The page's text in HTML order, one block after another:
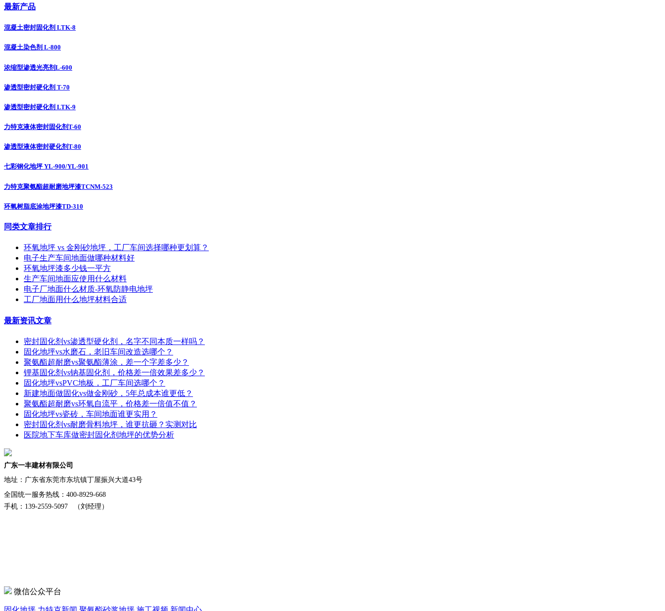
最新产品
混凝土密封固化剂 LTK-8
混凝土染色剂 L-800
浓缩型渗透光亮剂L-600
渗透型密封硬化剂 T-70
渗透型密封硬化剂 LTK-9
力特克液体密封固化剂T-60
渗透型液体密封硬化剂T-80
七彩钢化地坪 YL-900/YL-901
力特克聚氨酯超耐磨地坪漆TCNM-523
环氧树脂底涂地坪漆TD-310
同类文章排行
环氧地坪 vs 金刚砂地坪，工厂车间选择哪种更划算？
电子生产车间地面做哪种材料好
环氧地坪漆多少钱一平方
生产车间地面应使用什么材料
电子厂地面什么材质-环氧防静电地坪
工厂地面用什么地坪材料合适
最新资讯文章
密封固化剂vs渗透型硬化剂，名字不同本质一样吗？
固化地坪vs水磨石，老旧车间改造选哪个？
聚氨酯超耐磨vs聚氨酯薄涂，差一个字差多少？
锂基固化剂vs钠基固化剂，价格差一倍效果差多少？
固化地坪vsPVC地板，工厂车间选哪个？
新建地面做固化vs做金刚砂，5年总成本谁更低？
聚氨酯超耐磨vs环氧自流平，价格差一倍值不值？
固化地坪vs瓷砖，车间地面谁更实用？
密封固化剂vs耐磨骨料地坪，谁更抗砸？实测对比
医院地下车库做密封固化剂地坪的优势分析
广东一丰建材有限公司
地址： 广东省东莞市东坑镇丁屋振兴大道43号
全国统一服务热线：400-8929-668
手机：139-2559-5097 （刘经理）
微信公众平台